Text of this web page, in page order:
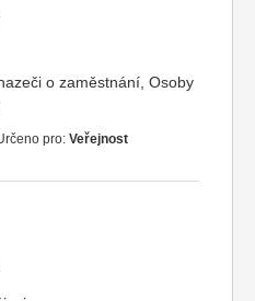
o zaměstnání, Osoby
pro: Veřejnost